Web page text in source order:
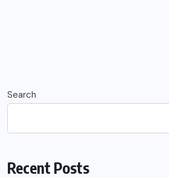
Search
Recent Posts